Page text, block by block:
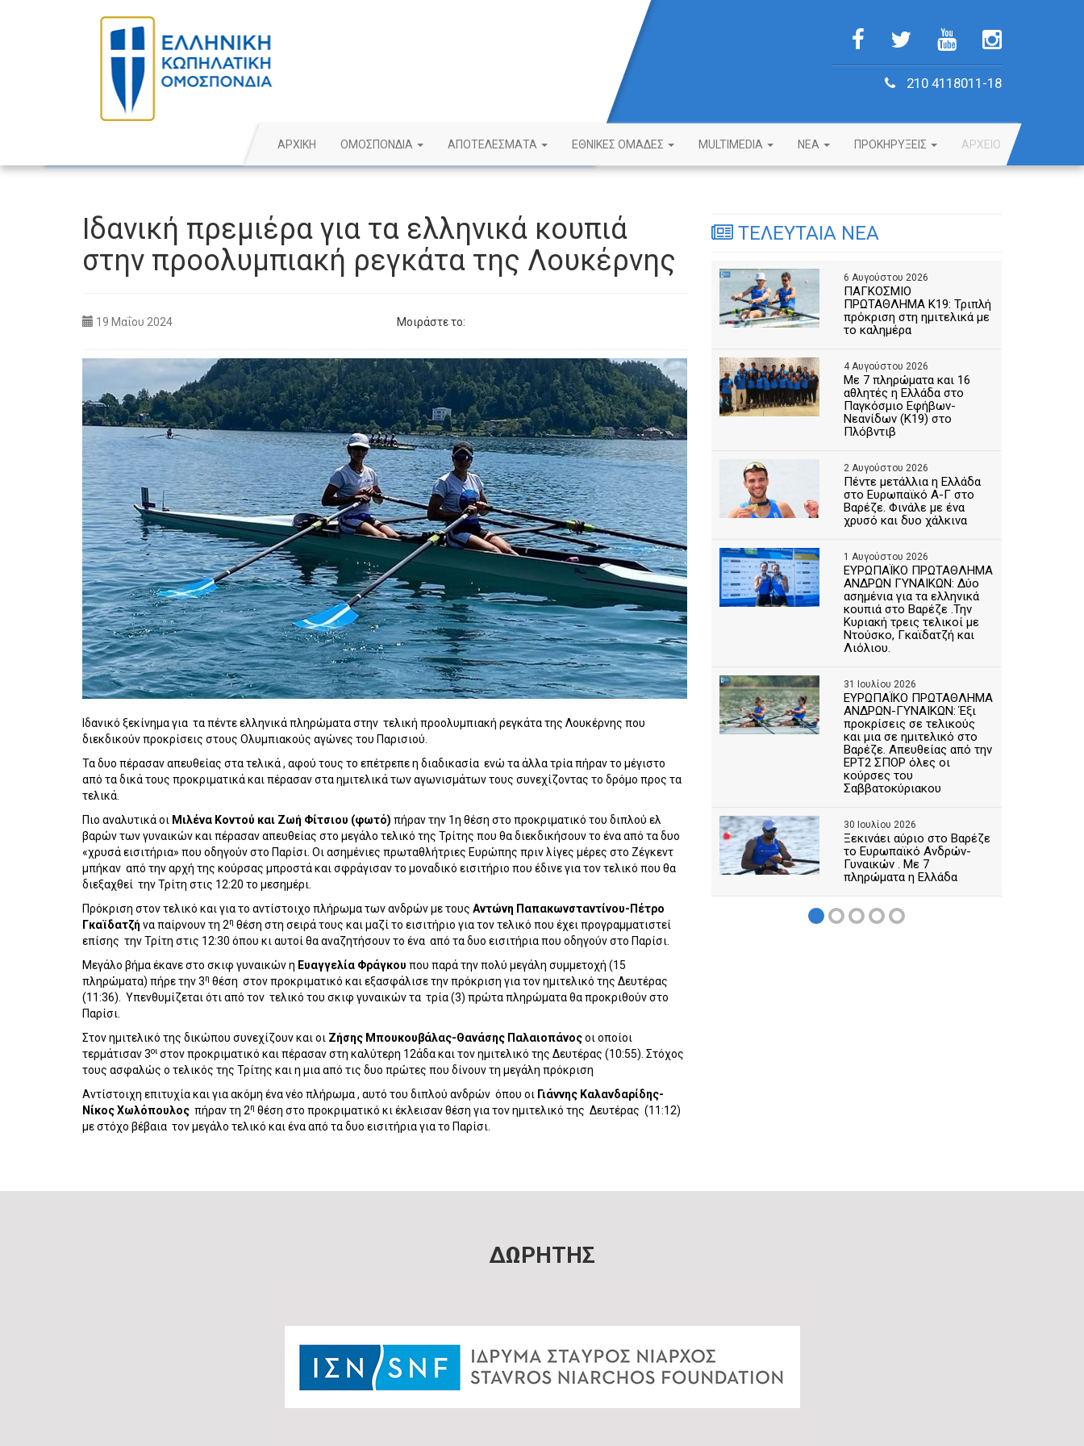
210 4118011-18
ΑΡΧΙΚΗ ΟΜΟΣΠΟΝΔΙΑ ΑΠΟΤΕΛΕΣΜΑΤΑ ΕΘΝΙΚΕΣ ΟΜΑΔΕΣ MULTIMEDIA NEA ΠΡΟΚΗΡΥΞΕΙΣ ΑΡΧΕΙΟ
Ιδανική πρεμιέρα για τα ελληνικά κουπιά
στην προολυμπιακή ρεγκάτα της Λουκέρνης
19 Μαΐου 2024 Μοιράστε το:
Ιδανικό ξεκίνημα για τα πέντε ελληνικά πληρώματα στην τελική προολυμπιακή ρεγκάτα της Λουκέρνης που
διεκδικούν προκρίσεις στους Ολυμπιακούς αγώνες του Παρισιού.
Τα δυο πέρασαν απευθείας στα τελικά , αφού τους το επέτρεπε η διαδικασία ενώ τα άλλα τρία πήραν το μέγιστο
από τα δικά τους προκριματικά και πέρασαν στα ημιτελικά των αγωνισμάτων τους συνεχίζοντας το δρόμο προς τα
τελικά.
Πιο αναλυτικά οι Μιλένα Κοντού και Ζωή Φίτσιου (φωτό) πήραν την 1η θέση στο προκριματικό του διπλού ελ
βαρών των γυναικών και πέρασαν απευθείας στο μεγάλο τελικό της Τρίτης που θα διεκδικήσουν το ένα από τα δυο
«χρυσά εισιτήρια» που οδηγούν στο Παρίσι. Οι ασημένιες πρωταθλήτριες Ευρώπης πριν λίγες μέρες στο Ζέγκεντ
μπήκαν από την αρχή της κούρσας μπροστά και σφράγισαν το μοναδικό εισιτήριο που έδινε για τον τελικό που θα
διεξαχθεί την Τρίτη στις 12:20 το μεσημέρι.
Πρόκριση στον τελικό και για το αντίστοιχο πλήρωμα των ανδρών με τους Αντώνη Παπακωνσταντίνου-Πέτρο
Γκαϊδατζή να παίρνουν τη 2η θέση στη σειρά τους και μαζί το εισιτήριο για τον τελικό που έχει προγραμματιστεί
επίσης την Τρίτη στις 12:30 όπου κι αυτοί θα αναζητήσουν το ένα από τα δυο εισιτήρια που οδηγούν στο Παρίσι.
Μεγάλο βήμα έκανε στο σκιφ γυναικών η Ευαγγελία Φράγκου που παρά την πολύ μεγάλη συμμετοχή (15
πληρώματα) πήρε την 3η θέση στον προκριματικό και εξασφάλισε την πρόκριση για τον ημιτελικό της Δευτέρας
(11:36).
Υπενθυμίζεται ότι από τον τελικό του σκιφ γυναικών τα τρία (3) πρώτα πληρώματα θα προκριθούν στο
Παρίσι.
Στον ημιτελικό της δικώπου συνεχίζουν και οι Ζήσης Μπουκουβάλας-Θανάσης Παλαιοπάνοςοι οποίοι
τερμάτισαν 3οι στον προκριματικό και πέρασαν στη καλύτερη 12άδα και τον ημιτελικό της Δευτέρας (10:55). Στόχος
τους ασφαλώς ο τελικός της Τρίτης και η μια από τις δυο πρώτες που δίνουν τη μεγάλη πρόκριση
Αντίστοιχη επιτυχία και για ακόμη ένα νέο πλήρωμα , αυτό του διπλού ανδρών όπου οι Γιάννης Καλανδαρίδης-
Νίκος Χωλόπουλος πήραν τη 2η θέση στο προκριματικό κι έκλεισαν θέση για τον ημιτελικό της Δευτέρας (11:12)
με στόχο βέβαια τον μεγάλο τελικό και ένα από τα δυο εισιτήρια για το Παρίσι.
ΤΕΛΕΥΤΑΙΑ ΝΕΑ
6 Αυγούστου 2026
ΠΑΓΚΟΣΜΙΟ
ΠΡΩΤΑΘΛΗΜΑ Κ19: Τριπλή
πρόκριση στη ημιτελικά με
το καλημέρα
4 Αυγούστου 2026
Με 7 πληρώματα και 16
αθλητές η Ελλάδα στο
Παγκόσμιο Εφήβων-
Νεανίδων (Κ19) στο
Πλόβντιβ
2 Αυγούστου 2026
Πέντε μετάλλια η Ελλάδα
στο Ευρωπαϊκό Α-Γ στο
Βαρέζε. Φινάλε με ένα
χρυσό και δυο χάλκινα
1 Αυγούστου 2026
ΕΥΡΩΠΑΪΚΟ ΠΡΩΤΑΘΛΗΜΑ
ΑΝΔΡΩΝ ΓΥΝΑΙΚΩΝ: Δύο
ασημένια για τα ελληνικά
κουπιά στο Βαρέζε .Την
Κυριακή τρεις τελικοί με
Ντούσκο, Γκαϊδατζή και
Λιόλιου.
31 Ιουλίου 2026
ΕΥΡΩΠΑΪΚΟ ΠΡΩΤΑΘΛΗΜΑ
ΑΝΔΡΩΝ-ΓΥΝΑΙΚΩΝ: Έξι
προκρίσεις σε τελικούς
και μια σε ημιτελικό στο
Βαρέζε. Απευθείας από την
ΕΡΤ2 ΣΠΟΡ όλες οι
κούρσες του
Σαββατοκύριακου
30 Ιουλίου 2026
Ξεκινάει αύριο στο Βαρέζε
το Ευρωπαϊκό Ανδρών-
Γυναικών . Με 7
πληρώματα η Ελλάδα
ΔΩΡΗΤΗΣ